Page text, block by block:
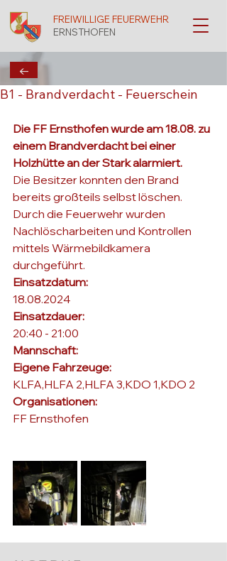
FREIWILLIGE FEUERWEHR
ERNSTHOFEN
B1 - Brandverdacht - Feuerschein
Die FF Ernsthofen wurde am 18.08. zu
einem Brandverdacht bei einer
Holzhütte an der Stark alarmiert.
Die Besitzer konnten den Brand
bereits großteils selbst löschen.
Durch die Feuerwehr wurden
Nachlöscharbeiten und Kontrollen
mittels Wärmebildkamera
durchgeführt.
Einsatzdatum:
18.08.2024
Einsatzdauer:
20:40 - 21:00
Mannschaft:
Eigene Fahrzeuge:
KLFA,HLFA 2,HLFA 3,KDO 1,KDO 2
Organisationen:
FF Ernsthofen
←